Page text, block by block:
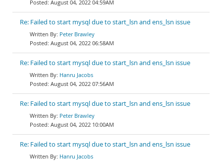
August 04, 2022 04:59AM
Re: Failed to start mysql due to start_lsn and ens_lsn issue
Peter Brawley
August 04, 2022 06:58AM
Re: Failed to start mysql due to start_lsn and ens_lsn issue
Hanru Jacobs
August 04, 2022 07:56AM
Re: Failed to start mysql due to start_lsn and ens_lsn issue
Peter Brawley
August 04, 2022 10:00AM
Re: Failed to start mysql due to start_lsn and ens_lsn issue
Hanru Jacobs